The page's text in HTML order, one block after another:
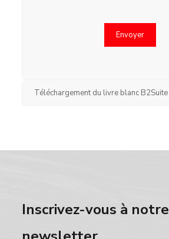
Téléchargement du livre blanc B2Suite
Inscrivez-vous à notre